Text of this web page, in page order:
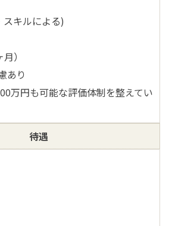
キルによる)
）
あり
万円も可能な評価体制を整えてい
待遇